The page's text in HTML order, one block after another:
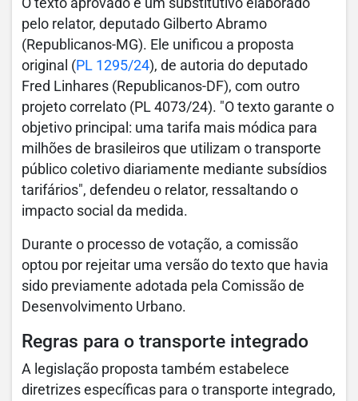
pelo relator, deputado Gilberto Abramo
(Republicanos-MG). Ele unificou a proposta
original (PL 1295/24), de autoria do deputado
Fred Linhares (Republicanos-DF), com outro
projeto correlato (PL 4073/24). "O texto garante o
objetivo principal: uma tarifa mais módica para
milhões de brasileiros que utilizam o transporte
público coletivo diariamente mediante subsídios
tarifários", defendeu o relator, ressaltando o
impacto social da medida.
Durante o processo de votação, a comissão
optou por rejeitar uma versão do texto que havia
sido previamente adotada pela Comissão de
Desenvolvimento Urbano.
Regras para o transporte integrado
A legislação proposta também estabelece
diretrizes específicas para o transporte integrado,